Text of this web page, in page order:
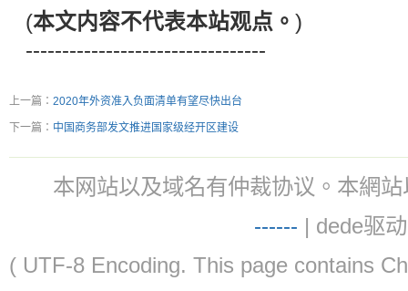
(本文内容不代表本站观点。 )
---------------------------------
上一篇： 2020年外资准入负面清单有望尽快出台
下一篇： 中国商务部发文推进国家级经开区建设
本网站以及域名有仲裁协议。本網
------ | dede驱
( UTF-8 Encoding. This page contains